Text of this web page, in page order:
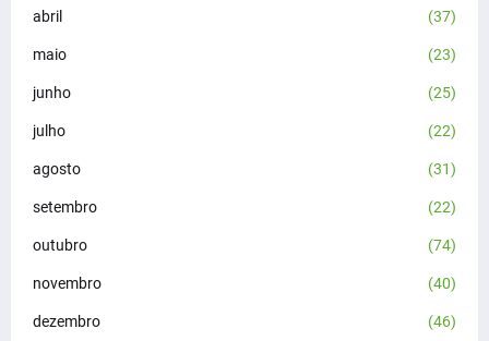
abril (37)
maio (23)
junho (25)
julho (22)
agosto (31)
setembro (22)
outubro (74)
novembro (40)
dezembro (46)